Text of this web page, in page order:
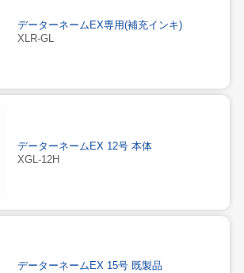
データーネームEX専用(補充インキ)
XLR-GL
データーネームEX 12号 本体
XGL-12H
データーネームEX 15号 既製品